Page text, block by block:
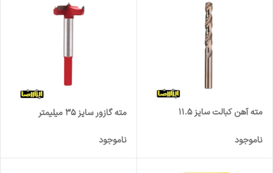
مته آهن کبالت سایز 11.5
ناموجود
مته گازور سایز 35 میلیمتر
ناموجود